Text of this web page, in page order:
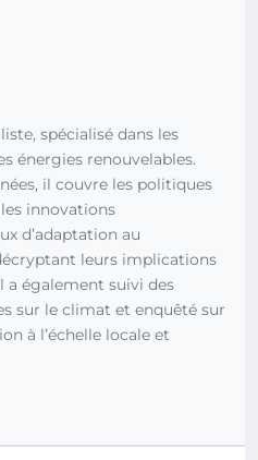
spécialisé dans les
énergies renouvelables.
il couvre les politiques
innovations
d’adaptation au
leurs implications
a également suivi des
sur le climat et enquêté sur
à l’échelle locale et